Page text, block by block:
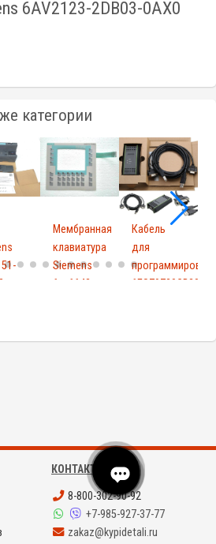
6AV2123-2DB03-0AX0
категории
Мембранная
клавиатура
Siemens
6av6642-
Кабель
для
6ES79720CB20...
КОНТАКТЫ
8-800-302-90-92
+7-985-927-37-77
zakaz@kypidetali.ru